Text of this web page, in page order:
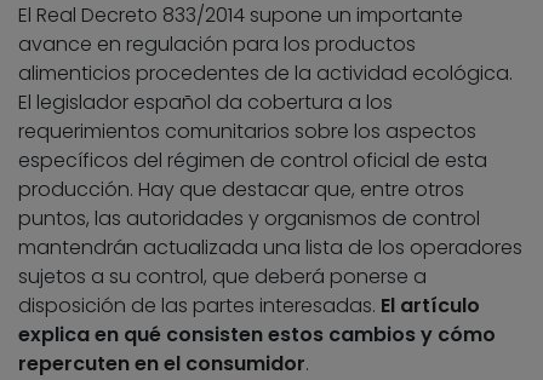
El Real Decreto 833/2014 supone un importante
avance en regulación para los productos
alimenticios procedentes de la actividad ecológica.
El legislador español da cobertura a los
requerimientos comunitarios sobre los aspectos
específicos del régimen de control oficial de esta
producción. Hay que destacar que, entre otros
puntos, las autoridades y organismos de control
mantendrán actualizada una lista de los operadores
sujetos a su control, que deberá ponerse a
disposición de las partes interesadas. El artículo
explica en qué consisten estos cambios y cómo
repercuten en el consumidor.